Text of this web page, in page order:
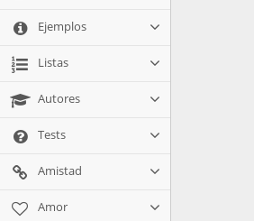
Ejemplos
Listas
Autores
Tests
Amistad
Amor